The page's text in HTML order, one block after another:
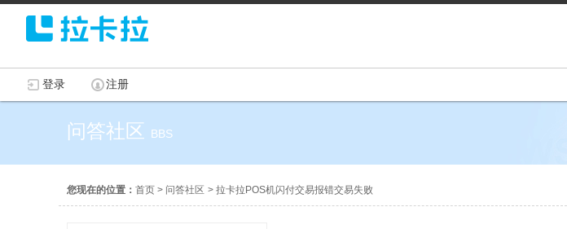
登录 注册
问答社区 BBS
您现在的位置： 首页 > 问答社区 > 拉卡拉POS机闪付交易报错交易失败